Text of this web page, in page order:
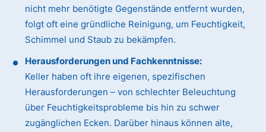
nicht mehr benötigte Gegenstände entfernt wurden,
folgt oft eine gründliche Reinigung, um Feuchtigkeit,
Schimmel und Staub zu bekämpfen.
Herausforderungen und Fachkenntnisse:
Keller haben oft ihre eigenen, spezifischen
Herausforderungen – von schlechter Beleuchtung
über Feuchtigkeitsprobleme bis hin zu schwer
zugänglichen Ecken. Darüber hinaus können alte,